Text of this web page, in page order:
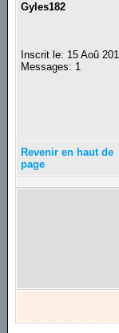
Gyles182
Inscrit le: 15 Aoû
Messages: 1
Revenir en haut de
page